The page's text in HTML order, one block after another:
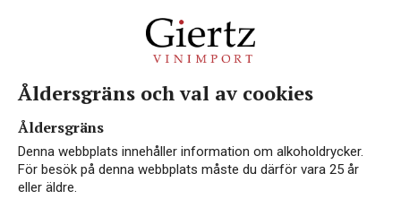
Vin från Frankrike
Åldersgräns och val av cookies
Åldersgräns
Denna webbplats innehåller information om alkoholdrycker.
För besök på denna webbplats måste du därför vara 25 år
eller äldre.